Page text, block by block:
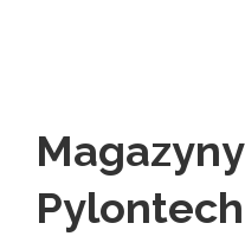
Pylontech